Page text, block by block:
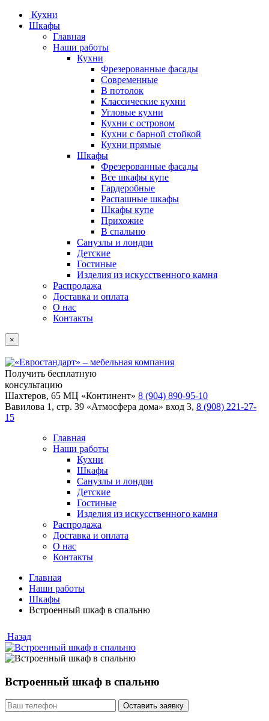
Кухни
Шкафы
Главная
Наши работы
Кухни
Фрезерованные фасады
Современные
В потолок
Классические кухни
Угловые кухни
Кухни с островом
Кухни с барной стойкой
Кухни прямые
Шкафы
Фрезерованные фасады
Все шкафы купе
Гардеробные
Распашные шкафы
Шкафы купе
Прихожие
В спальню
Санузлы и лондри
Детские
Гостиные
Изделия из искусственного камня
Распродажа
Доставка и оплата
О нас
Контакты
×
Получить бесплатную
консультацию
Шахтеров, 65 МЦ «Континент» 8 (904) 890-95-10
Вавилова 1, стр. 39 «Атмосфера дома» вход 3, 8 (908) 221-27-
15
Главная
Наши работы
Кухни
Шкафы
Санузлы и лондри
Детские
Гостиные
Изделия из искусственного камня
Распродажа
Доставка и оплата
О нас
Контакты
Главная
Наши работы
Шкафы
Встроенный шкаф в спальню
Назад
Встроенный шкаф в спальню